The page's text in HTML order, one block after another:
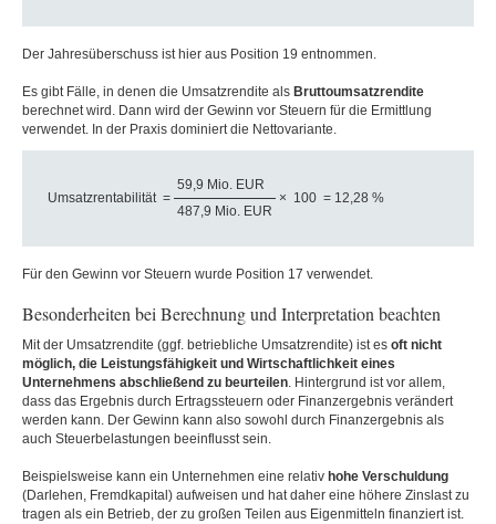
Der Jahresüberschuss ist hier aus Position 19 entnommen.
Es gibt Fälle, in denen die Umsatzrendite als Bruttoumsatzrendite
berechnet wird. Dann wird der Gewinn vor Steuern für die Ermittlung
verwendet. In der Praxis dominiert die Nettovariante.
Umsatzrentabilität =
59,9 Mio. EUR
× 100 = 12,28 %
487,9 Mio. EUR
Für den Gewinn vor Steuern wurde Position 17 verwendet.
Besonderheiten bei Berechnung und Interpretation beachten
Mit der Umsatzrendite (ggf. betriebliche Umsatzrendite) ist es oft nicht
möglich, die Leistungsfähigkeit und Wirtschaftlichkeit eines
Unternehmens abschließend zu beurteilen. Hintergrund ist vor allem,
dass das Ergebnis durch Ertragssteuern oder Finanzergebnis verändert
werden kann. Der Gewinn kann also sowohl durch Finanzergebnis als
auch Steuerbelastungen beeinflusst sein.
Beispielsweise kann ein Unternehmen eine relativ hohe Verschuldung
(Darlehen, Fremdkapital) aufweisen und hat daher eine höhere Zinslast zu
tragen als ein Betrieb, der zu großen Teilen aus Eigenmitteln finanziert ist.